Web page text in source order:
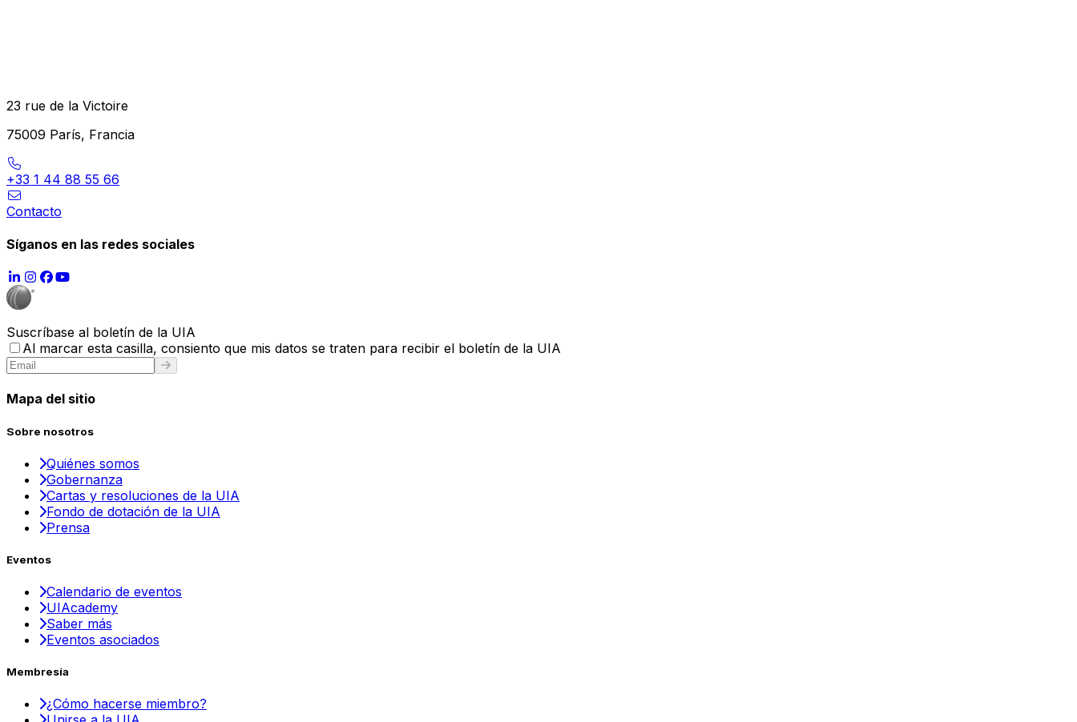
23 rue de la Victoire
75009 París, Francia
+33 1 44 88 55 66
Contacto
Síganos en las redes sociales
Suscríbase al boletín de la UIA
Al marcar esta casilla, consiento que mis datos se traten para recibir el boletín de la UIA
Mapa del sitio
Sobre nosotros
Quiénes somos
Gobernanza
Cartas y resoluciones de la UIA
Fondo de dotación de la UIA
Prensa
Eventos
Calendario de eventos
UIAcademy
Saber más
Eventos asociados
Membresía
¿Cómo hacerse miembro?